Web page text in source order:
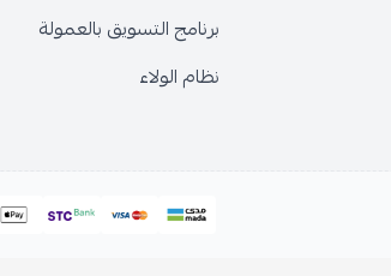
برنامج التسويق بالعمولة
نظام الولاء